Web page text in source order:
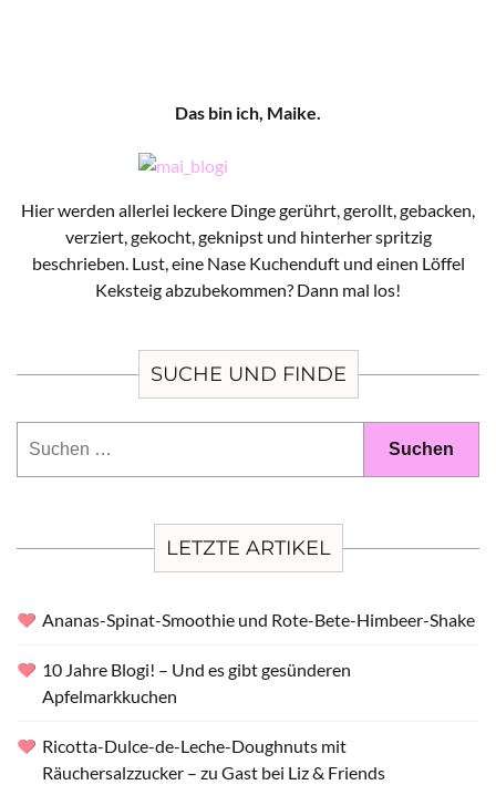
Das bin ich, Maike.
Hier werden allerlei leckere Dinge gerührt, gerollt, gebacken,
verziert, gekocht, geknipst und hinterher spritzig
beschrieben. Lust, eine Nase Kuchenduft und einen Löffel
Keksteig abzubekommen? Dann mal los!
SUCHE UND FINDE
LETZTE ARTIKEL
Ananas-Spinat-Smoothie und Rote-Bete-Himbeer-Shake
10 Jahre Blogi! – Und es gibt gesünderen
Apfelmarkkuchen
Ricotta-Dulce-de-Leche-Doughnuts mit
Räuchersalzzucker – zu Gast bei Liz & Friends